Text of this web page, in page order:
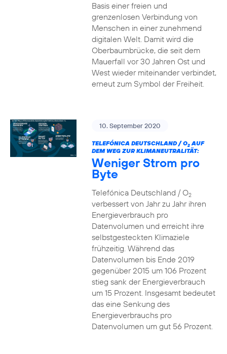
Basis einer freien und
grenzenlosen Verbindung von
Menschen in einer zunehmend
digitalen Welt. Damit wird die
Oberbaumbrücke, die seit dem
Mauerfall vor 30 Jahren Ost und
West wieder miteinander verbindet,
erneut zum Symbol der Freiheit.
10. September 2020
TELEFÓNICA DEUTSCHLAND / O2AUF
DEM WEG ZUR KLIMANEUTRALITÄT:
Weniger Strom pro
Byte
Telefónica Deutschland / O2
verbessert von Jahr zu Jahr ihren
Energieverbrauch pro
Datenvolumen und erreicht ihre
selbstgesteckten Klimaziele
frühzeitig. Während das
Datenvolumen bis Ende 2019
gegenüber 2015 um 106 Prozent
stieg sank der Energieverbrauch
um 15 Prozent. Insgesamt bedeutet
das eine Senkung des
Energieverbrauchs pro
Datenvolumen um gut 56 Prozent.